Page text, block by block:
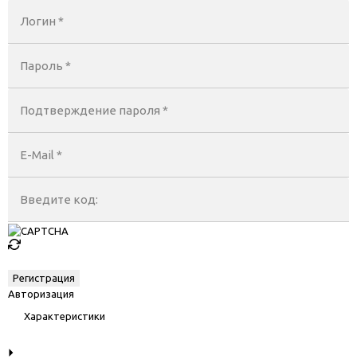
Логин *
Пароль *
Подтверждение пароля *
E-Mail *
Введите код:
Авторизация
Характеристики